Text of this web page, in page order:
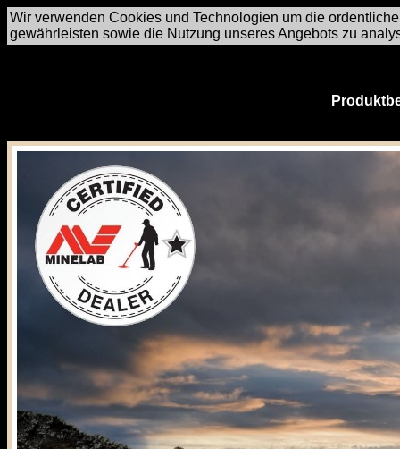
Wir verwenden Cookies und Technologien um die
gewährleisten sowie die Nutzung unseres Angebots zu